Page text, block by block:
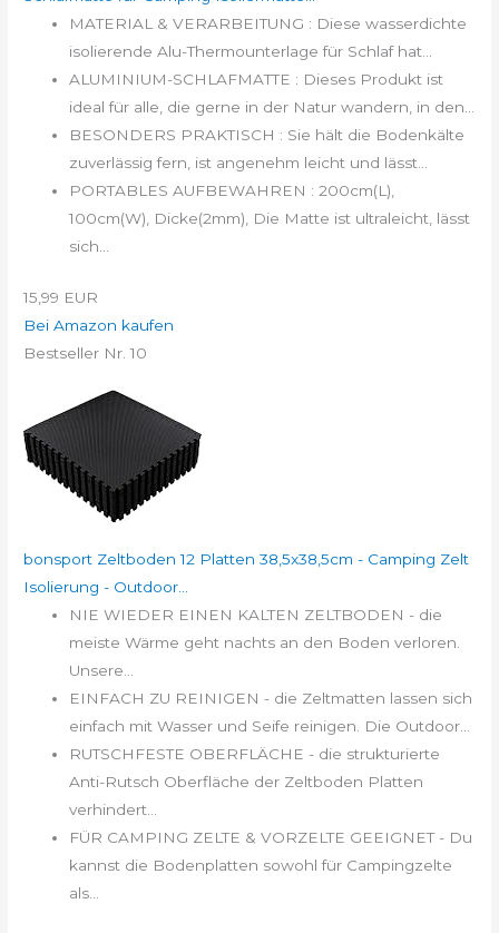
MATERIAL & VERARBEITUNG : Diese wasserdichte
isolierende Alu-Thermounterlage für Schlaf hat...
ALUMINIUM-SCHLAFMATTE : Dieses Produkt ist
ideal für alle, die gerne in der Natur wandern, in den...
BESONDERS PRAKTISCH : Sie hält die Bodenkälte
zuverlässig fern, ist angenehm leicht und lässt...
PORTABLES AUFBEWAHREN : 200cm(L),
100cm(W), Dicke(2mm), Die Matte ist ultraleicht, lässt
sich...
15,99 EUR
Bei Amazon kaufen
Bestseller Nr. 10
bonsport Zeltboden 12 Platten 38,5x38,5cm - Camping Zelt
Isolierung - Outdoor...
NIE WIEDER EINEN KALTEN ZELTBODEN - die
meiste Wärme geht nachts an den Boden verloren.
Unsere...
EINFACH ZU REINIGEN - die Zeltmatten lassen sich
einfach mit Wasser und Seife reinigen. Die Outdoor...
RUTSCHFESTE OBERFLÄCHE - die strukturierte
Anti-Rutsch Oberfläche der Zeltboden Platten
verhindert...
FÜR CAMPING ZELTE & VORZELTE GEEIGNET - Du
kannst die Bodenplatten sowohl für Campingzelte
als...